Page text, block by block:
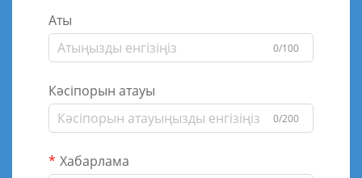
Аты
0/100
Кәсіпорын атауы
0/200
Хабарлама